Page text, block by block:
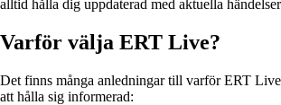
alltid hålla dig uppdaterad med aktuella
Varför välja ERT Live?
Det finns många anledningar till varför ERT
att hålla sig informerad: